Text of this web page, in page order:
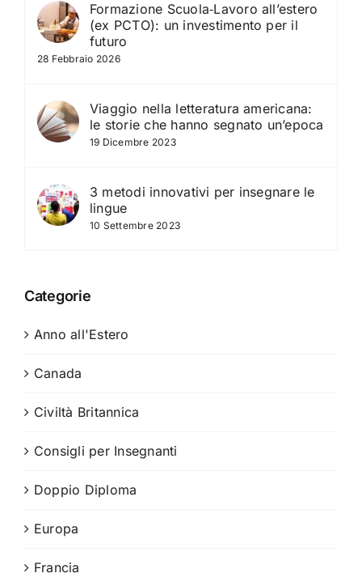
Formazione Scuola‑Lavoro all’estero
(ex PCTO): un investimento per il
futuro
28 Febbraio 2026
Viaggio nella letteratura americana:
le storie che hanno segnato un’epoca
19 Dicembre 2023
3 metodi innovativi per insegnare le
lingue
10 Settembre 2023
Categorie
Anno all'Estero
Canada
Civiltà Britannica
Consigli per Insegnanti
Doppio Diploma
Europa
Francia